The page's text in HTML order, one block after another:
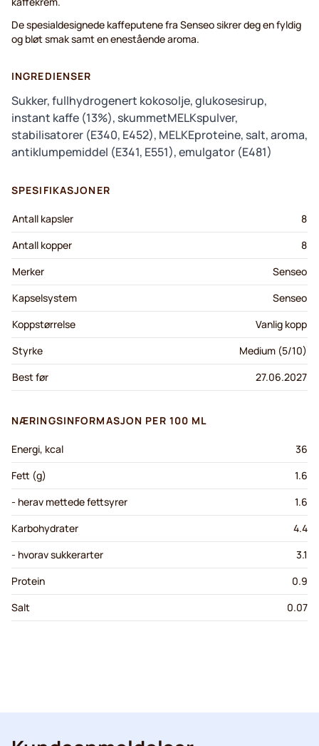
De spesialdesignede kaffeputene fra Senseo sikrer deg en fyldig
og bløt smak samt en enestående aroma.
INGREDIENSER
Sukker, fullhydrogenert kokosolje, glukosesirup,
instant kaffe (13%), skummetMELKspulver,
stabilisatorer (E340, E452), MELKEproteine, salt, aroma,
antiklumpemiddel (E341, E551), emulgator (E481)
SPESIFIKASJONER
Antall kapsler
8
Antall kopper
8
Merker
Senseo
Kapselsystem
Senseo
Koppstørrelse
Vanlig kopp
Styrke
Medium (5/10)
Best før
27.06.2027
NÆRINGSINFORMASJON PER 100 ML
Energi, kcal
36
Fett (g)
1.6
- herav mettede fettsyrer
1.6
Karbohydrater
4.4
- hvorav sukkerarter
3.1
Protein
0.9
Salt
0.07